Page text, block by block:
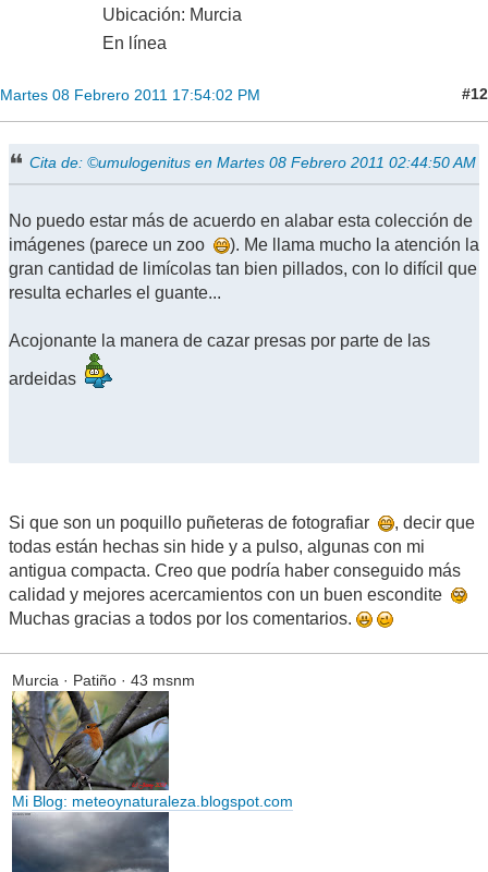
Ubicación: Murcia
En línea
Martes 08 Febrero 2011 17:54:02 PM #12
Cita de: ©umulogenitus en Martes 08 Febrero 2011 02:44:50 AM
No puedo estar más de acuerdo en alabar esta colección de
imágenes (parece un zoo
). Me llama mucho la atención la
gran cantidad de limícolas tan bien pillados, con lo difícil que
resulta echarles el guante...
Acojonante la manera de cazar presas por parte de las
ardeidas
Si que son un poquillo puñeteras de fotografiar
, decir que
todas están hechas sin hide y a pulso, algunas con mi
antigua compacta. Creo que podría haber conseguido más
calidad y mejores acercamientos con un buen escondite
Muchas gracias a todos por los comentarios.
Murcia · Patiño · 43 msnm
Mi Blog: meteoynaturaleza.blogspot.com